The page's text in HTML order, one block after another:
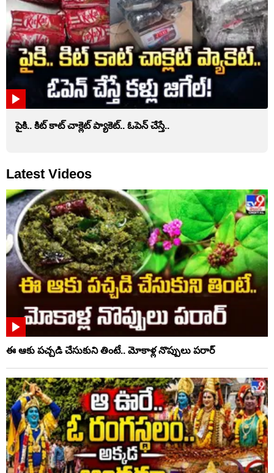
పైకి.. కిట్‌ కాట్‌ చాక్లెట్ ప్యాకెట్‌.. ఓపెన్‌ చేస్తే..
Latest Videos
ఈ ఆకు పచ్చడి చేసుకుని తింటే.. మోకాళ్ల నొప్పులు పరార్‌